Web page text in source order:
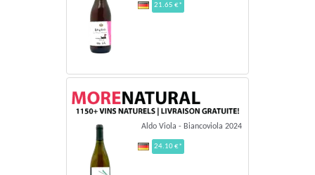
21.65 €*
Aldo Viola - Biancoviola 2024
24.10 €*